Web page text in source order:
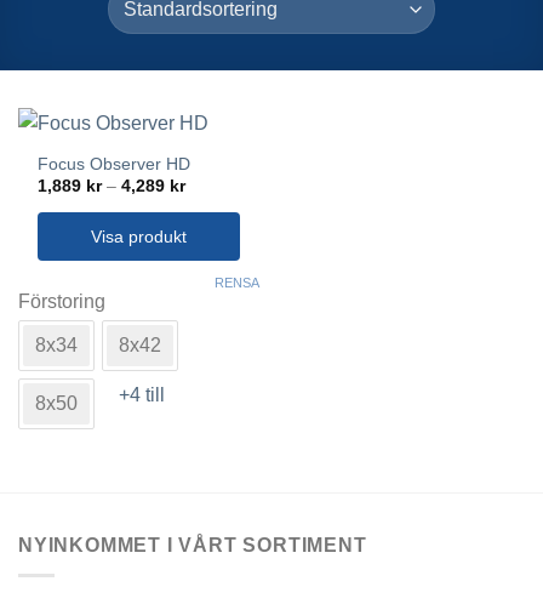
Focus Observer HD
1,889 kr – 4,289 krPrisintervall:
till
4,289 kr
Visa produkt
här
produkten
har
flera
varianter.
De
på
produktsidan
Förstoring
8x34 8x42
8x50 +4 till
RENSA
NYINKOMMET I VÅRT SORTIMENT